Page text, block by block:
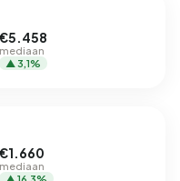
€5.458
mediaan
▲ 3,1%
€1.660
mediaan